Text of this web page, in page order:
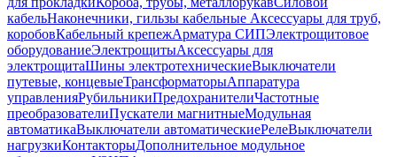
кабельНаконечники, гильзы кабельные Аксессуары для труб,
коробовКабельный крепежАрматура СИПЭлектрощитовое
оборудованиеЭлектрощитыАксессуары для
электрощитаШины электротехническиеВыключатели
путевые, концевыеТрансформаторыАппаратура
управленияРубильникиПредохранителиЧастотные
преобразователиПускатели магнитныеМодульная
автоматикаВыключатели автоматическиеРелеВыключатели
нагрузкиКонтакторыДополнительное модульное